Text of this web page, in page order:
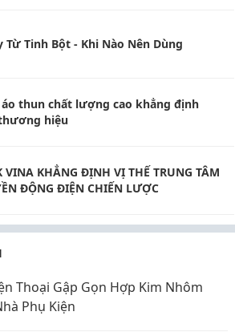
Từ Tinh Bột - Khi Nào Nên Dùng
áo thun chất lượng cao khẳng định
hiệu
VINA KHẲNG ĐỊNH VỊ THẾ TRUNG TÂM
ĐỘNG ĐIỆN CHIẾN LƯỢC
Thoại Gập Gọn Hợp Kim Nhôm
Phụ Kiện